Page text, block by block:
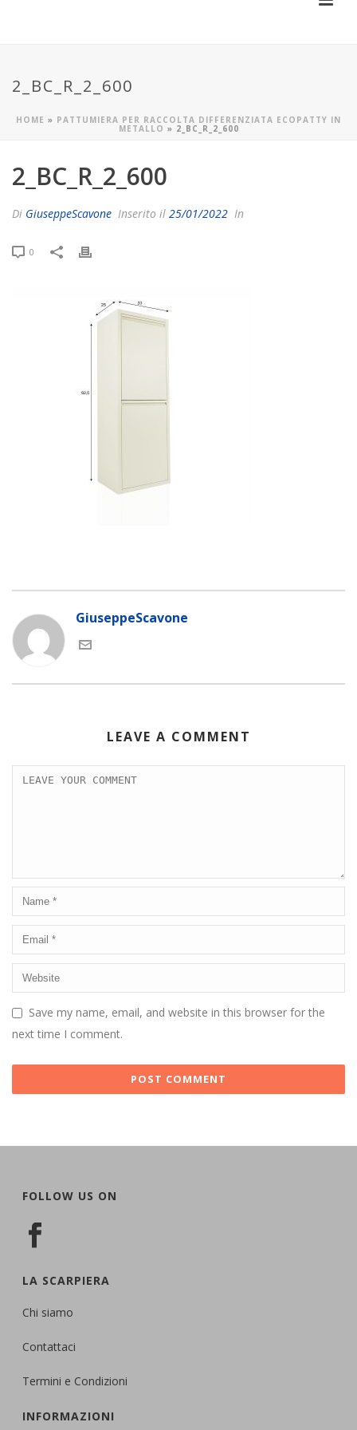
2_BC_R_2_600
HOME » PATTUMIERA PER RACCOLTA DIFFERENZIATA ECOPATTY IN
METALLO » 2_BC_R_2_600
2_BC_R_2_600
Di GiuseppeScavone Inserito il 25/01/2022 In
0
GiuseppeScavone
LEAVE A COMMENT
Save my name, email, and website in this browser for the
next time I comment.
FOLLOW US ON
LA SCARPIERA
Chi siamo
Contattaci
Termini e Condizioni
INFORMAZIONI